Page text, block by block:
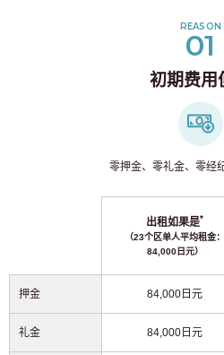
REASON
01
初期费用
零押金、零礼金、零经
出租如果是*
（23个区单人平均租金：
84,000日元）
押金 84,000日元
礼金 84,000日元